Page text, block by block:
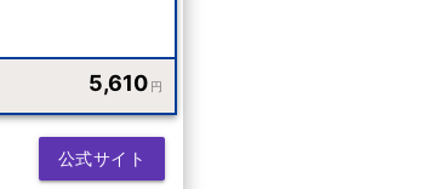
5,610 円
公式サイト